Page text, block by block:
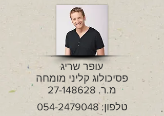
עופר שריג
מ.ר. 27-148628
טלפון:054-2479048